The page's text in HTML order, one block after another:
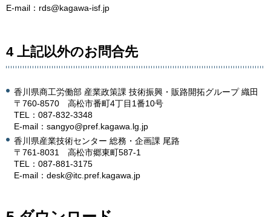
E-mail：rds@kagawa-isf.jp
4 上記以外のお問合先
香川県商工労働部 産業政策課 技術振興・販路開拓グループ 織田
〒760-8570 高松市番町4丁目1番10号
TEL：087-832-3348
E-mail：sangyo@pref.kagawa.lg.jp
香川県産業技術センター 総務・企画課 尾路
〒761-8031 高松市郷東町587-1
TEL：087-881-3175
E-mail：desk@itc.pref.kagawa.jp